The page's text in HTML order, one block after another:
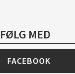
FØLG MED
FACEBOOK